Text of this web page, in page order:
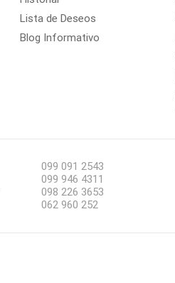
Lista de Deseos
Blog Informativo
099 091 2543
099 946 4311
098 226 3653
062 960 252